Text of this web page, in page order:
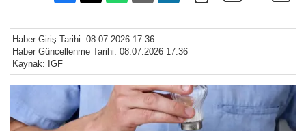
Haber Giriş Tarihi: 08.07.2026 17:36
Haber Güncellenme Tarihi: 08.07.2026 17:36
Kaynak: IGF